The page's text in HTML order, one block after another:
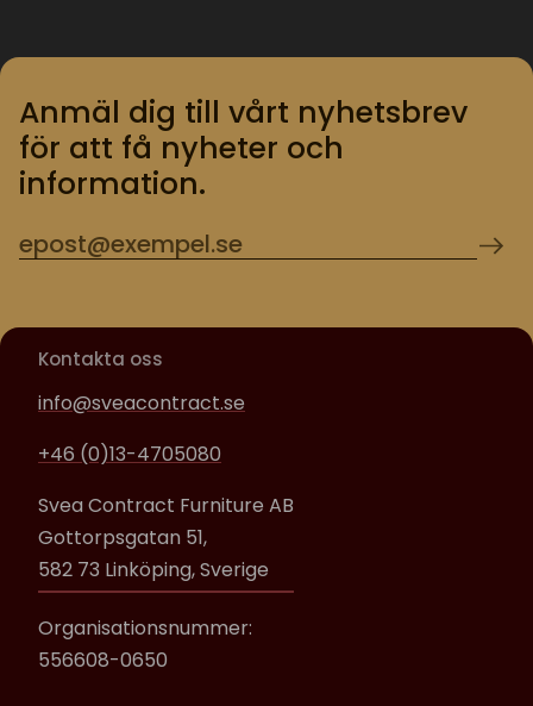
Anmäl dig till vårt nyhetsbrev
för att få nyheter och
information.
Kontakta oss
info@sveacontract.se
+46 (0)13-4705080
Svea Contract Furniture AB
Gottorpsgatan 51,
582 73 Linköping, Sverige
Organisationsnummer:
556608-0650